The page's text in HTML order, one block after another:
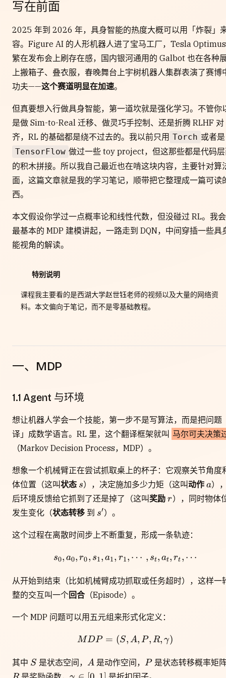
写在前面
2025 年到 2026 年，具身智能的热度大概可以用「炸裂」
容。Figure AI 的人形机器人进了宝马工厂，Tesla
繁在发布会上刷存在感，国内银河通用的 Galbot 也在各种
上搬箱子、叠衣服，春晚舞台上宇树机器人集群表演了赛博
功夫——这个赛道明显在加速。
但真要想入行做具身智能，第一道坎就是强化学习。不管你
是做 Sim-to-Real 迁移、做灵巧手控制、还是折腾 RLHF 对
齐，RL 的基础都是绕不过去的。我以前只用 Torch 或者是
TensorFlow 做过一些 toy project，但这那些都是代码
的积木拼接。所以我自己最近也在啃这块内容，主要针对算
面，这篇文章就是我的学习笔记，顺带把它整理成一篇可读
西。
本文假设你学过一点概率论和线性代数，但没碰过 RL。我
最基本的 MDP 建模讲起，一路走到 DQN，中间穿插一些具
能视角的解读。
特别说明
课程我主要看的是西湖大学赵世钰老师的视频以及大量的网络资
料。本文偏向于笔记，而不是零基础教程。
一、MDP
1.1 Agent 与环境
想让机器人学会一个技能，第一步不是写算法，而是把问题
译」成数学语言。RL 里，这个翻译框架就叫 马尔可夫决策
（Markov Decision Process，MDP）。
想象一个机械臂正在尝试抓取桌上的杯子：它观察关节角度
体位置（这叫状态 s
s），决定施加多少力矩（这叫动作 a
a）
后环境反馈给它抓到了还是掉了（这叫奖励 r
r），同时物体
发生变化（状态转移 到 s'
s′）。
这个过程在离散时间步上不断重复，形成一条轨迹：
s_0, a_0, r_0, s_1,
s0, a0, r0, s1, a1, r1, ⋯ , st, at, rt , ⋯
从开始到结束（比如机械臂成功抓取或任务超时），这样一
整的交互叫一个回合 （Episode）。
一个 MDP 问题可以用五元组来形式化定义：
MDP = (S, A, P, R,
MDP = (S, A, P, R, γ)
其中 S
S 是状态空间， A
A 是动作空间， P
P是状态转移概率矩
\gamma